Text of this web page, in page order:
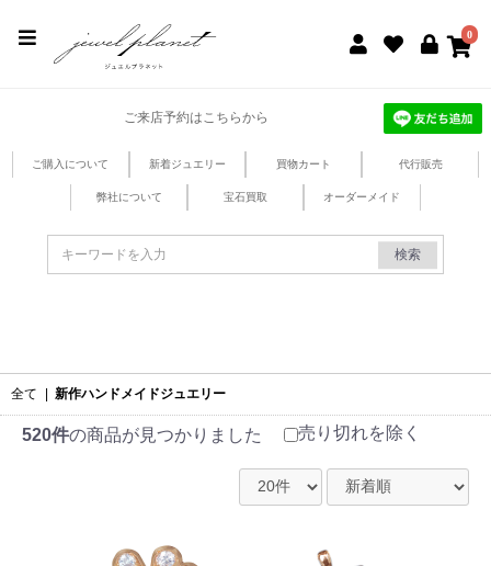
0
ご来店予約はこちらから
ご購入について 新着ジュエリー 買物カート 代行販売
弊社について 宝石買取 オーダーメイド
検索
全て 新作ハンドメイドジュエリー
520件の商品が見つかりました 売り切れを除く